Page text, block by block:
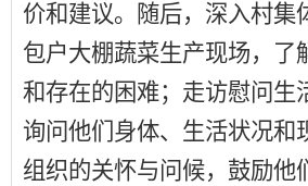
价和建议。随后，深入村集
包户大棚蔬菜生产现场，了
和存在的困难；走访慰问生
询问他们身体、生活状况和
组织的关怀与问候，鼓励他